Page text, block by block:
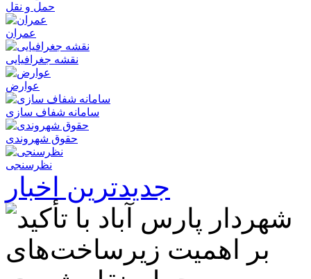
حمل و نقل
عمران
نقشه جغرافیایی
عوارض
سامانه شفاف سازی
حقوق شهروندی
نظرسنجی
جدیدترین اخبار